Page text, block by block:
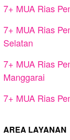
7+ MUA Rias
7+ MUA Rias
Selatan
7+ MUA Rias
Manggarai
7+ MUA Rias
AREA LAYANAN